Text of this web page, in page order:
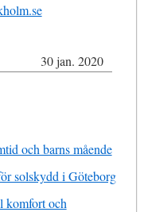
30 jan. 2020
och barns mående
solskydd i Göteborg
komfort och